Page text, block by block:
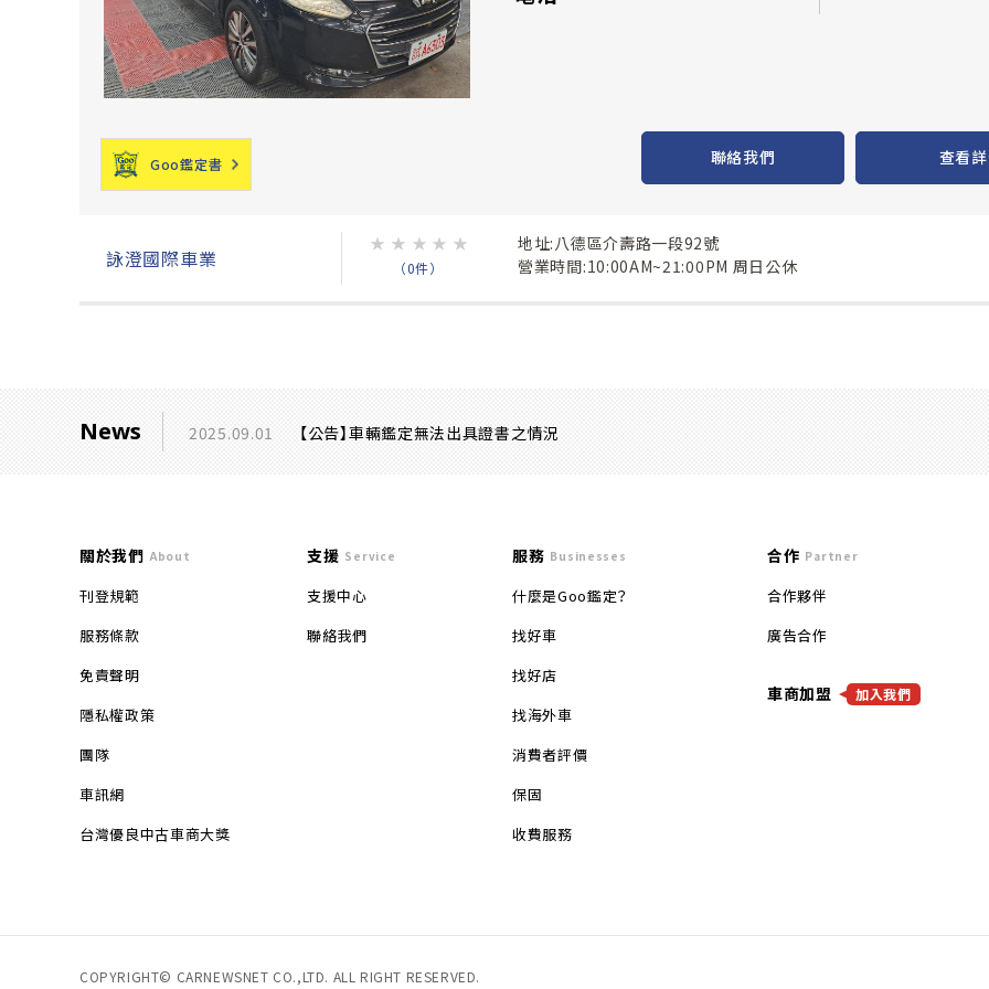
Goo鑑定書 聯絡我們 查看
詠澄國際車業
★ ★ ★ ★ ★
（0件）
地址:八德區介壽路一段92號
營業時間:10:00AM~21:00PM 周日公休
News 2025.09.01 【公告】車輛鑑定無法出具證書之情況
關於我們 About
刊登規範
服務條款
免責聲明
隱私權政策
團隊
車訊網
台灣優良中古車商大獎
支援 Service
支援中心
聯絡我們
服務 Businesses
什麼是Goo鑑定？
找好車
找好店
找海外車
消費者評價
保固
收費服務
合作 Partner
合作夥伴
廣告合作
車商加盟 加入我們
COPYRIGHT© CARNEWSNET CO.,LTD. ALL RIGHT RESERVED.